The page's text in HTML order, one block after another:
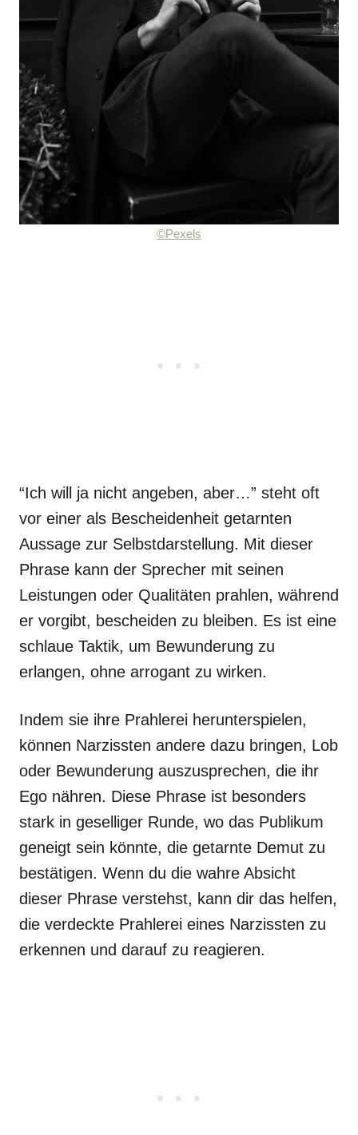
©Pexels
“Ich will ja nicht angeben, aber…” steht oft
vor einer als Bescheidenheit getarnten
Aussage zur Selbstdarstellung. Mit dieser
Phrase kann der Sprecher mit seinen
Leistungen oder Qualitäten prahlen, während
er vorgibt, bescheiden zu bleiben. Es ist eine
schlaue Taktik, um Bewunderung zu
erlangen, ohne arrogant zu wirken.
Indem sie ihre Prahlerei herunterspielen,
können Narzissten andere dazu bringen, Lob
oder Bewunderung auszusprechen, die ihr
Ego nähren. Diese Phrase ist besonders
stark in geselliger Runde, wo das Publikum
geneigt sein könnte, die getarnte Demut zu
bestätigen. Wenn du die wahre Absicht
dieser Phrase verstehst, kann dir das helfen,
die verdeckte Prahlerei eines Narzissten zu
erkennen und darauf zu reagieren.